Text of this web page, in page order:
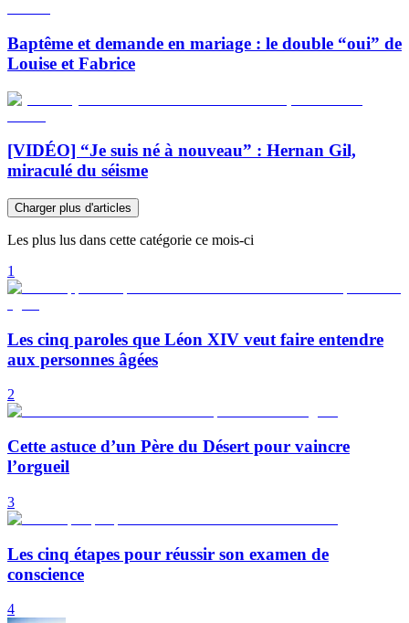
Baptême et demande en mariage : le double “oui” de
Louise et Fabrice
[VIDÉO] “Je suis né à nouveau” : Hernan Gil,
miraculé du séisme
Charger plus d'articles
Les plus lus dans cette catégorie ce mois-ci
1
Les cinq paroles que Léon XIV veut faire entendre
aux personnes âgées
2
Cette astuce d’un Père du Désert pour vaincre
l’orgueil
3
Les cinq étapes pour réussir son examen de
conscience
4